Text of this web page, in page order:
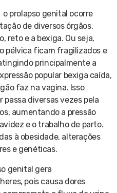
o prolapso genital ocorre
de diversos órgãos,
reto e a bexiga. Ou seja,
pélvica ficam fragilizados e
principalmente a
popular bexiga caída,
faz na vagina. Isso
diversas vezes pela
aumentando a pressão
e o trabalho de parto.
à obesidade, alterações
e genéticas.
genital gera
pois causa dores